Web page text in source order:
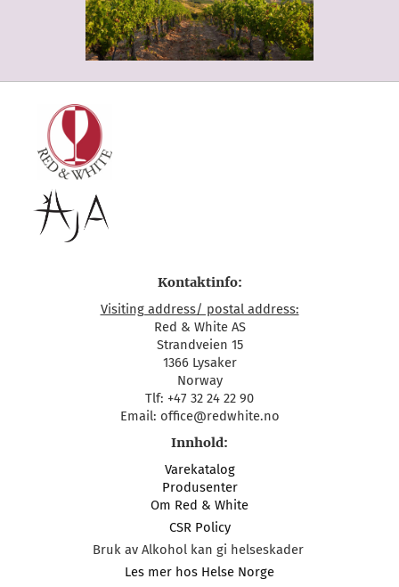
Kontaktinfo:
Visiting address/ postal address:
Red & White AS
Strandveien 15
1366 Lysaker
Norway
Tlf: +47 32 24 22 90
Email: office@redwhite.no
Innhold:
Varekatalog
Produsenter
Om Red & White
CSR Policy
Bruk av Alkohol kan gi helseskader
Les mer hos Helse Norge